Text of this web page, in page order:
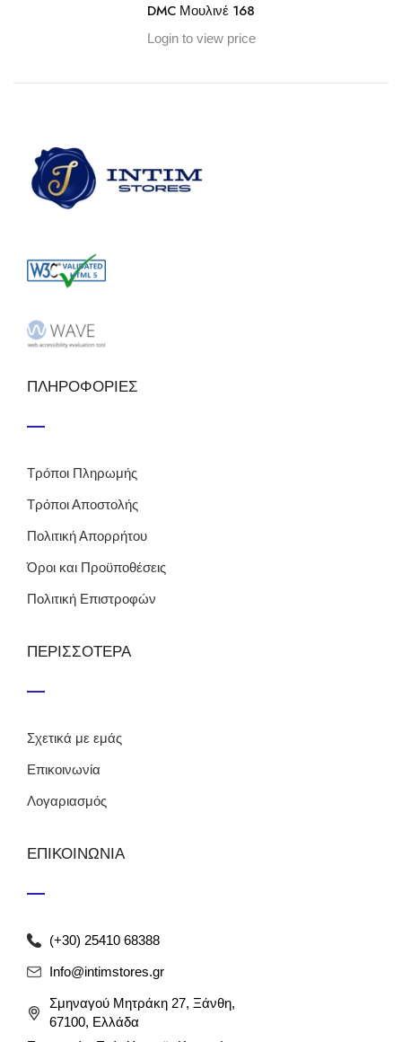
DMC Μουλινέ 168
Login to view price
ΠΛΗΡΟΦΟΡΙΕΣ
Τρόποι Πληρωμής
Τρόποι Αποστολής
Πολιτική Απορρήτου
Όροι και Προϋποθέσεις
Πολιτική Επιστροφών
ΠΕΡΙΣΣΟΤΕΡΑ
Σχετικά με εμάς
Επικοινωνία
Λογαριασμός
ΕΠΙΚΟΙΝΩΝΙΑ
(+30) 25410 68388
Info@intimstores.gr
Σμηναγού Μητράκη 27, Ξάνθη,
67100, Ελλάδα